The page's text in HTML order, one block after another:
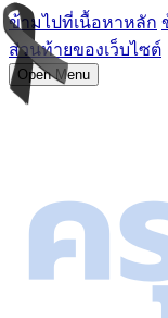
ข้ามไปที่เนื้อหาหลัก
ส่วนท้ายของเว็บไซต์
Open Menu